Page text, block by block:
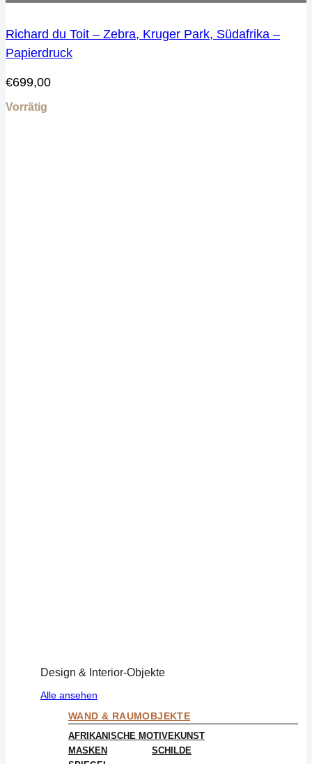
Design & Interior-Objekte
Alle ansehen
WAND & RAUMOBJEKTE
AFRIKANISCHE MOTIVEKUNST
MASKEN
SCHILDE
Richard du Toit – Zebra, Kruger Park, Südafrika –
Papierdruck
€699,00
Vorrätig